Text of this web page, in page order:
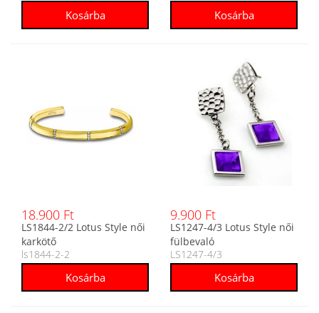
18.900 Ft
LS1844-2/2 Lotus Style női
karkötő
ls1844-2-2
9.900 Ft
LS1247-4/3 Lotus Style női
fülbevaló
LS1247-4/3